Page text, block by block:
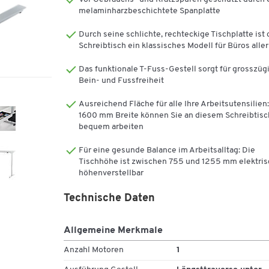
interpretieren. Betrachten wir das Farbdekor in
Es ist eher neutral und zurückhaltend, sodass andere
Farbtöne mehr zur Geltung kommen dürfen. Das
pulverbeschichtete T-Fuss-Gestell aus Stahl verrichtet
Erscheinungsbild ab. Selbst bei leichten
Bodenunebenheiten helfen die gezielt einstellbaren
auszurichten.
Das Modell ist zwischen von 755 bis 1255 mm einstufig
elektrisch höhenverstellbar. Verwenden Sie den Tisch
wechselweise als Steh- oder Sitzarbeitsplatz. Sie
eine bewegungsreiche, gesunde Arbeitsweise und
Höhenverstellung erfolgt bei diesem Modell
Da sich die Stabilität gebende Traverse (Querstrebe)
melaminharzbeschichtete Spanplatte
Durch seine schlichte, rechteckige Tischplatte ist
Schreibtisch ein klassisches Modell für Büros
Das funktionale T-Fuss-Gestell sorgt für
Bein- und Fussfreiheit
Ausreichend Fläche für alle Ihre
1600 mm Breite können Sie an diesem
bequem arbeiten
Für eine gesunde Balance im Arbeitsalltag: Die
Tischhöhe ist zwischen 755 und 1255 mm
höhenverstellbar
Technische Daten
Allgemeine Merkmale
Anzahl Motoren 1